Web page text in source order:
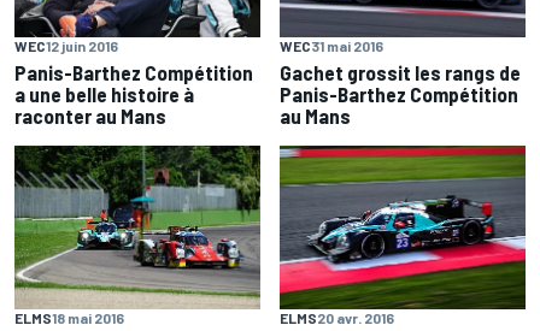
WEC12 juin 2016
Panis-Barthez Compétition
a une belle histoire à
raconter au Mans
WEC31 mai 2016
Gachet grossit les rangs de
Panis-Barthez Compétition
au Mans
ELMS18 mai 2016 ELMS20 avr. 2016